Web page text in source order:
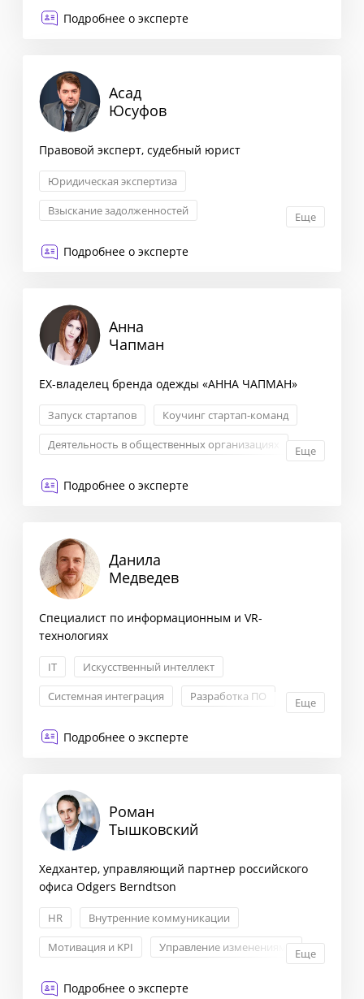
Подробнее о эксперте
Асад
Юсуфов
Правовой эксперт, судебный юрист
Юридическая экспертиза
Взыскание задолженностей
Еще
Подробнее о эксперте
Анна
Чапман
EX-владелец бренда одежды «АННА ЧАПМАН»
Запуск стартапов
Коучинг стартап-команд
Деятельность в общественных организациях
Еще
Подробнее о эксперте
Данила
Медведев
Специалист по информационным и VR-
технологиях
IT
Искусственный интеллект
Системная интеграция
Разработка ПО Еще
Подробнее о эксперте
Роман
Тышковский
Хедхантер, управляющий партнер российского
офиса Odgers Berndtson
HR
Внутренние коммуникации
Мотивация и KPI
Управление изменениямиЕще
Подробнее о эксперте